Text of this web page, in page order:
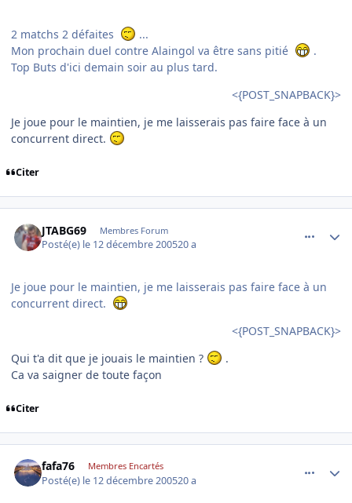
2 matchs 2 défaites
...
Mon prochain duel contre Alaingol va être sans pitié
.
Top Buts d'ici demain soir au plus tard.
<{POST_SNAPBACK}>
Je joue pour le maintien, je me laisserais pas faire face à un
concurrent direct.
Citer
JTABG69 Membres Forum
Posté(e) le 12 décembre 200520 a
Je joue pour le maintien, je me laisserais pas faire face à un
concurrent direct.
<{POST_SNAPBACK}>
Qui t'a dit que je jouais le maintien ?
.
Ca va saigner de toute façon
Citer
fafa76 Membres Encartés
Posté(e) le 12 décembre 200520 a